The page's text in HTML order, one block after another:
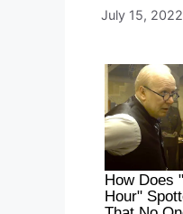
July 15, 2022